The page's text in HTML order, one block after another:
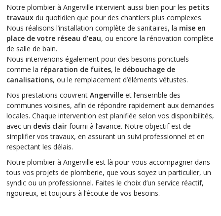
Notre plombier à Angerville intervient aussi bien pour les petits
travaux du quotidien que pour des chantiers plus complexes.
Nous réalisons l’installation complète de sanitaires, la mise en
place de votre réseau d’eau, ou encore la rénovation complète
de salle de bain.
Nous intervenons également pour des besoins ponctuels
comme la réparation de fuites, le débouchage de
canalisations, ou le remplacement d’éléments vétustes.
Nos prestations couvrent Angerville et l’ensemble des
communes voisines, afin de répondre rapidement aux demandes
locales. Chaque intervention est planifiée selon vos disponibilités,
avec un devis clair fourni à l’avance. Notre objectif est de
simplifier vos travaux, en assurant un suivi professionnel et en
respectant les délais.
Notre plombier à Angerville est là pour vous accompagner dans
tous vos projets de plomberie, que vous soyez un particulier, un
syndic ou un professionnel. Faites le choix d’un service réactif,
rigoureux, et toujours à l’écoute de vos besoins.